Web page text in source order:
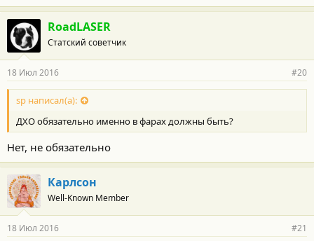
RoadLASER
Статский советчик
18 Июл 2016 #20
sp написал(а):
ДХО обязательно именно в фарах должны быть?
Нет, не обязательно
Карлсон
Well-Known Member
18 Июл 2016 #21